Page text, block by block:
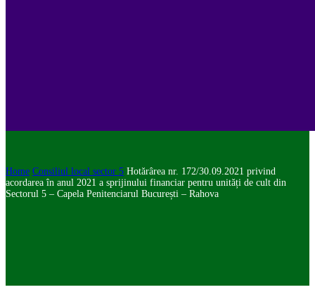
Home Consiliul local sector 5 Hotărârea nr. 172/30.09.2021 privind
acordarea în anul 2021 a sprijinului financiar pentru unități de cult din
Sectorul 5 – Capela Penitenciarul București – Rahova